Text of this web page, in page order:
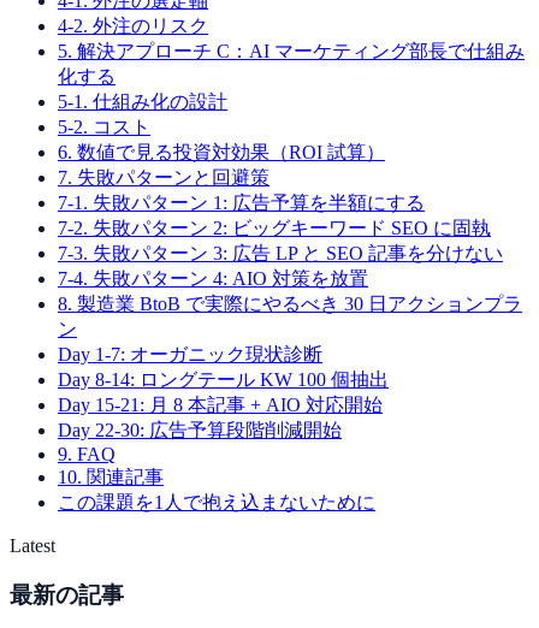
4-2. 外注のリスク
5. 解決アプローチ C：AI マーケティング部長で仕組み
化する
5-1. 仕組み化の設計
5-2. コスト
6. 数値で見る投資対効果（ROI 試算）
7. 失敗パターンと回避策
7-1. 失敗パターン 1: 広告予算を半額にする
7-2. 失敗パターン 2: ビッグキーワード SEO に固執
7-3. 失敗パターン 3: 広告 LP と SEO 記事を分けない
7-4. 失敗パターン 4: AIO 対策を放置
8. 製造業 BtoB で実際にやるべき 30 日アクションプラ
ン
Day 1-7: オーガニック現状診断
Day 8-14: ロングテール KW 100 個抽出
Day 15-21: 月 8 本記事 + AIO 対応開始
Day 22-30: 広告予算段階削減開始
9. FAQ
10. 関連記事
この課題を1人で抱え込まないために
Latest
最新の記事